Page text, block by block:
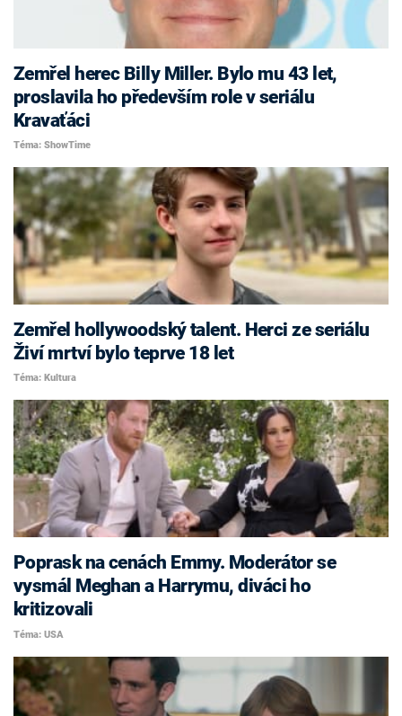
Zemřel herec Billy Miller. Bylo mu 43 let,
proslavila ho především role v seriálu
Kravaťáci
Téma: ShowTime
Zemřel hollywoodský talent. Herci ze seriálu
Živí mrtví bylo teprve 18 let
Téma: Kultura
Poprask na cenách Emmy. Moderátor se
vysmál Meghan a Harrymu, diváci ho
kritizovali
Téma: USA